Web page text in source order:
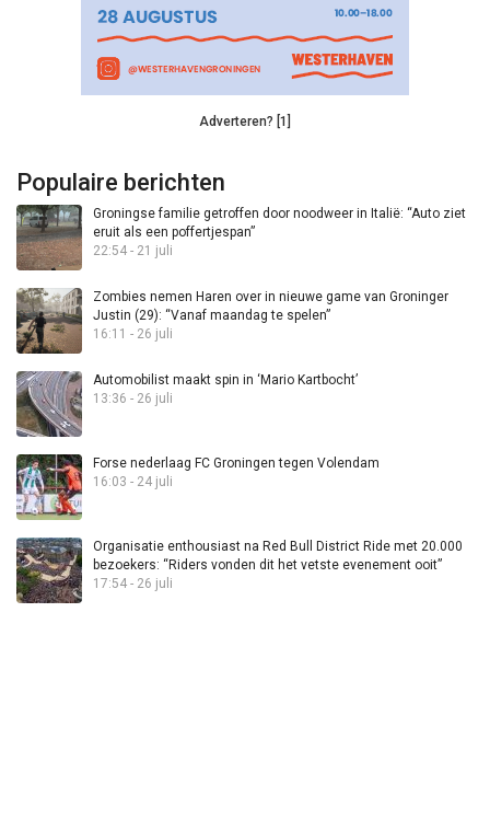
Adverteren? [1]
Populaire berichten
Groningse familie getroffen door noodweer in Italië: “Auto ziet
eruit als een poffertjespan”
22:54 - 21 juli
Zombies nemen Haren over in nieuwe game van Groninger
Justin (29): “Vanaf maandag te spelen”
16:11 - 26 juli
Automobilist maakt spin in ‘Mario Kartbocht’
13:36 - 26 juli
Forse nederlaag FC Groningen tegen Volendam
16:03 - 24 juli
Organisatie enthousiast na Red Bull District Ride met 20.000
bezoekers: “Riders vonden dit het vetste evenement ooit”
17:54 - 26 juli